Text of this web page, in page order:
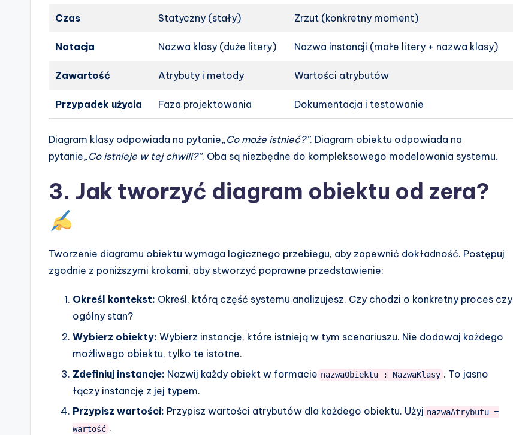
Czas Statyczny (stały) Zrzut (konkretny moment)
Notacja Nazwa klasy (duże litery) Nazwa instancji (małe litery + nazwa klasy)
Zawartość Atrybuty i metody Wartości atrybutów
Przypadek użycia Faza projektowania Dokumentacja i testowanie
Diagram klasy odpowiada na pytanie„Co może istnieć?”. Diagram obiektu odpowiada na
pytanie„Co istnieje w tej chwili?”. Oba są niezbędne do kompleksowego modelowania systemu.
3. Jak tworzyć diagram obiektu od zera?
Tworzenie diagramu obiektu wymaga logicznego przebiegu, aby zapewnić dokładność. Postępuj
zgodnie z poniższymi krokami, aby stworzyć poprawne przedstawienie:
Określ kontekst: Określ, którą część systemu analizujesz. Czy chodzi o konkretny proces czy
ogólny stan?
Wybierz obiekty: Wybierz instancje, które istnieją w tym scenariuszu. Nie dodawaj każdego
możliwego obiektu, tylko te istotne.
Zdefiniuj instancje: Nazwij każdy obiekt w formacie nazwaObiektu : NazwaKlasy . To jasno
łączy instancję z jej typem.
Przypisz wartości: Przypisz wartości atrybutów dla każdego obiektu. Użyj nazwaAtrybutu =
wartość .